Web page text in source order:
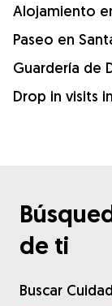
Alojamiento
Paseo en
Guardería de
Drop in visits
de ti
Buscar